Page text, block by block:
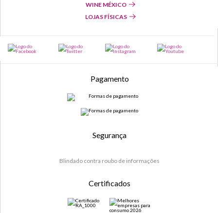
WINE MÉXICO
LOJAS FÍSICAS
Pagamento
Segurança
Blindado contra roubo de informações
Certificados